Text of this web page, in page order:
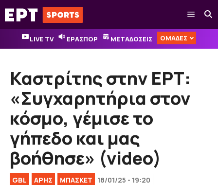
Μετάβαση
σε
περιεχόμενο
Μενού
LIVE TV ΕΡΑΣΠΟΡ ΜΕΤΑΔΟΣΕΙΣ ΟΜΑΔΕΣ
Καστρίτης στην ΕΡΤ:
«Συγχαρητήρια στον
κόσμο, γέμισε το
γήπεδο και μας
βοήθησε» (video)
GBL ΑΡΗΣ ΜΠΑΣΚΕΤ 18/01/25 - 19:20